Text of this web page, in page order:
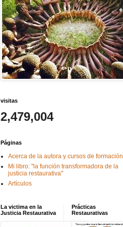
visitas
2,479,004
Páginas
Acerca de la autora y cursos de formación
Mi libro: "la función transformadora de la
justicia restaurativa"
Artículos
La victima en la
Justicia Restaurativa
Prácticas
Restaurativas